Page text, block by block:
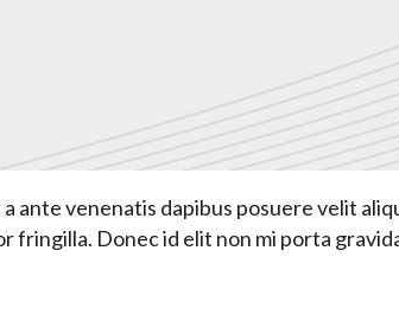
ante venenatis dapibus posuere velit
fringilla. Donec id elit non mi porta